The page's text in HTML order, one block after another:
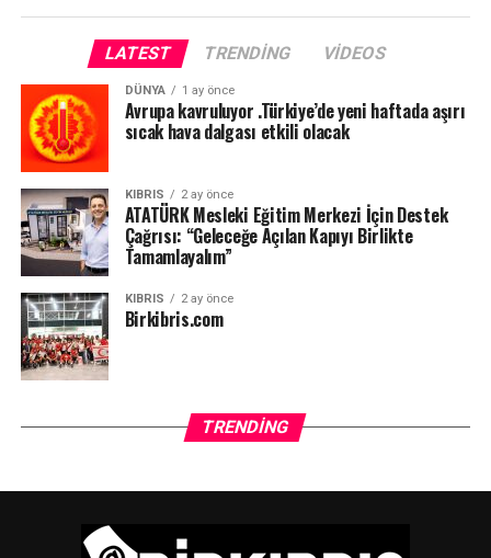
LATEST TRENDING VIDEOS
DÜNYA 1 ay önce
Avrupa kavruluyor .Türkiye’de yeni haftada aşırı
sıcak hava dalgası etkili olacak
KIBRIS 2 ay önce
ATATÜRK Mesleki Eğitim Merkezi İçin Destek
Çağrısı: “Geleceğe Açılan Kapıyı Birlikte
Tamamlayalım”
KIBRIS 2 ay önce
Birkibris.com
TRENDING